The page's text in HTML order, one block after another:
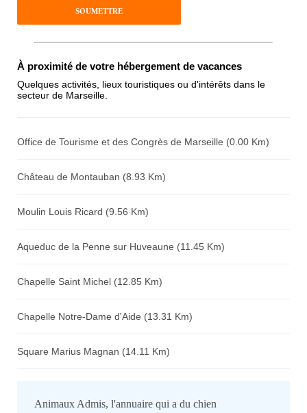
Antispam - Combien font 7x4 (en
chiffres) :
À proximité de votre hébergement de vacances
Quelques activités, lieux touristiques ou d'intérêts dans le
secteur de Marseille.
Office de Tourisme et des Congrès de Marseille (0.00 Km)
Château de Montauban (8.93 Km)
Moulin Louis Ricard (9.56 Km)
Aqueduc de la Penne sur Huveaune (11.45 Km)
Chapelle Saint Michel (12.85 Km)
Chapelle Notre-Dame d'Aide (13.31 Km)
Square Marius Magnan (14.11 Km)
Animaux Admis, l'annuaire qui a du chien